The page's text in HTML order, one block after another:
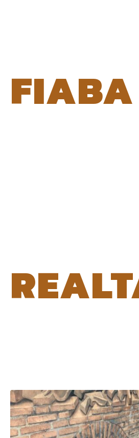
FIABA